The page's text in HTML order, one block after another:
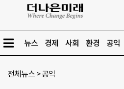
뉴스 경제 사회 환경 공익
전체뉴스 >공익